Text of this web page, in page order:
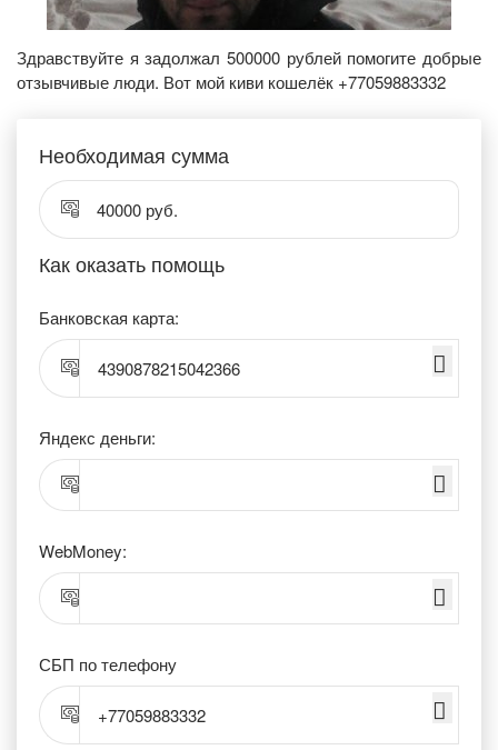
Здравствуйте я задолжал 500000 рублей помогите добрые
отзывчивые люди. Вот мой киви кошелёк +77059883332
Необходимая сумма
40000 руб.
Как оказать помощь
Банковская карта:
4390878215042366
Яндекс деньги:
WebMoney:
СБП по телефону
+77059883332